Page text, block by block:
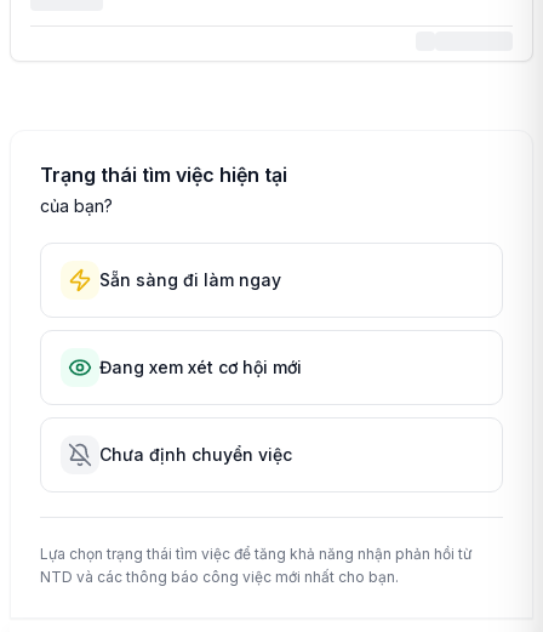
Trạng thái tìm việc hiện tại
của bạn?
Sẵn sàng đi làm ngay
Đang xem xét cơ hội mới
Chưa định chuyển việc
Lựa chọn trạng thái tìm việc để tăng khả năng nhận phản hồi từ
NTD và các thông báo công việc mới nhất cho bạn.